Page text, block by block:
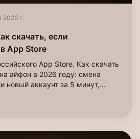
2026 г.
скачать, если
App Store
App Store. Как скачать
айфон в 2026 году: смена
новый аккаунт за 5 минут,